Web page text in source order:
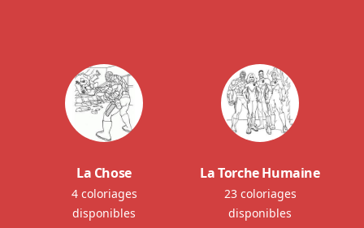
La Chose
4 coloriages
disponibles
La Torche Humaine
23 coloriages
disponibles